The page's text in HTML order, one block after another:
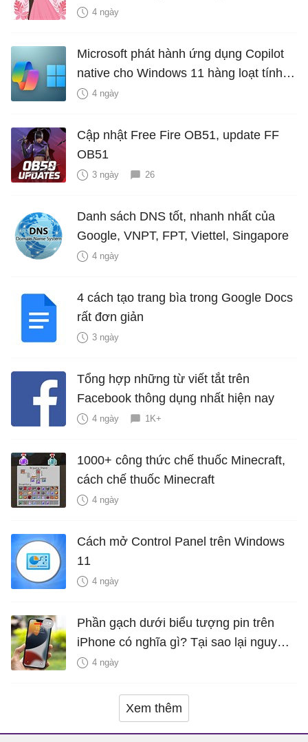
là bao nhiêu năm?
4 ngày
Microsoft phát hành ứng dụng Copilot
native cho Windows 11 hàng loạt tính
năng mới Hữu Ích
4 ngày
Cập nhật Free Fire OB51, update FF
OB51
3 ngày 26
Danh sách DNS tốt, nhanh nhất của
Google, VNPT, FPT, Viettel, Singapore
4 ngày
4 cách tạo trang bìa trong Google Docs
rất đơn giản
3 ngày
Tổng hợp những từ viết tắt trên
Facebook thông dụng nhất hiện nay
4 ngày 1K+
1000+ công thức chế thuốc Minecraft,
cách chế thuốc Minecraft
4 ngày
Cách mở Control Panel trên Windows
11
4 ngày
Phần gạch dưới biểu tượng pin trên
iPhone có nghĩa gì? Tại sao lại nguy
hiểm?
4 ngày
Xem thêm